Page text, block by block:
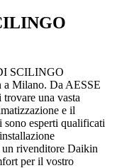
SCILINGO
Milano. Da AESSE
una vasta
e il
sono esperti qualificati
un rivenditore Daikin
per il vostro